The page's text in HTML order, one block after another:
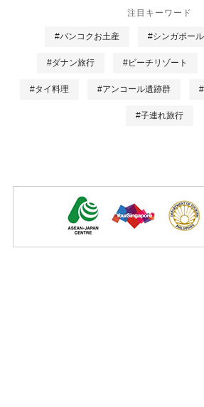
注目キーワード
#バンコクお土産 #シンガポー
#ダナン旅行 #ビーチリゾート
#タイ料理 #アンコール遺跡群
#子連れ旅行